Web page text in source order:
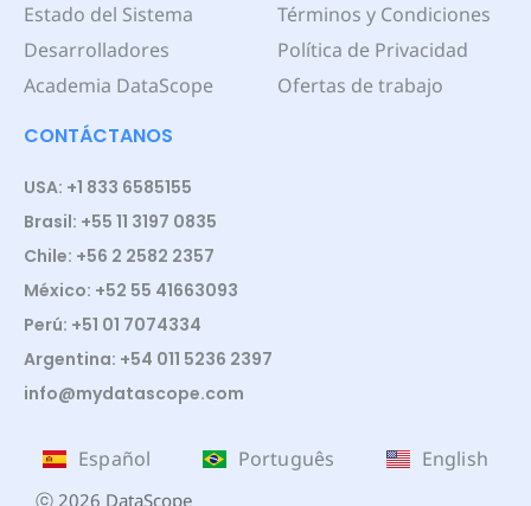
Estado del Sistema
Desarrolladores
Academia DataScope
Términos y Condiciones
Política de Privacidad
Ofertas de trabajo
CONTÁCTANOS
USA: +1 833 6585155
Brasil: +55 11 3197 0835
Chile: +56 2 2582 2357
México: +52 55 41663093
Perú: +51 01 7074334
Argentina: +54 011 5236 2397
info@mydatascope.com
Español Português English
ⓒ 2026 DataScope